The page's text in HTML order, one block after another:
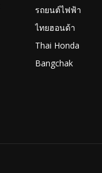
รถยนต์ไฟฟ้า
ไทยฮอนด้า
Thai Honda
Bangchak